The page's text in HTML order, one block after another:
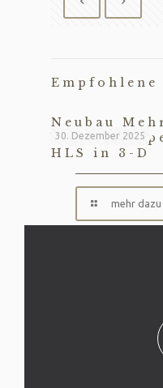
Empfohlene
30. Dezember 2025
Neubau
WE in
HLS in 3-D
mehr dazu